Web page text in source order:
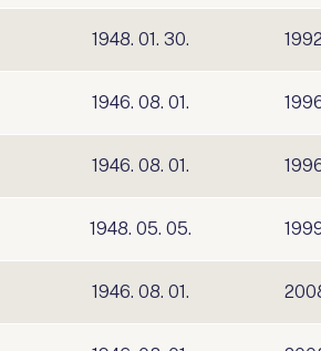
1948. 01. 30.
1946. 08. 01.
1946. 08. 01.
1948. 05. 05.
1946. 08. 01.